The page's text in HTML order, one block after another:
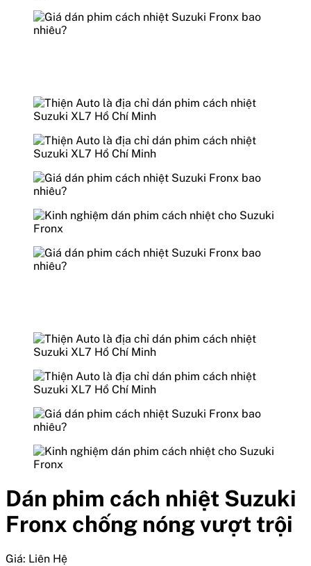
Dán phim cách nhiệt Suzuki
Fronx chống nóng vượt trội
Giá: Liên Hệ